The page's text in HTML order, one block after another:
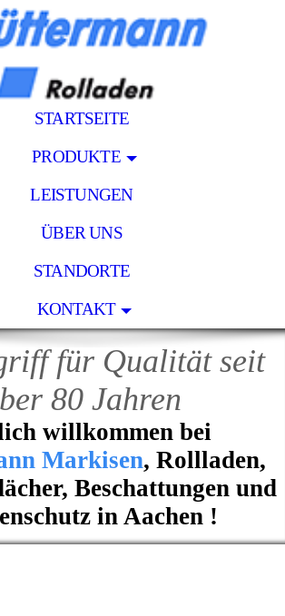
STARTSEITE
PRODUKTE
LEISTUNGEN
ÜBER UNS
STANDORTE
KONTAKT
für Qualität seit
80 Jahren
willkommen bei
Markisen, Rollladen,
Beschattungen und
in Aachen !